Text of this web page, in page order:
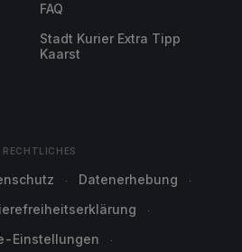
FAQ
Stadt Kurier Extra Tipp
Kaarst
RECHTLICHES
Datenerhebung
Einstellungen